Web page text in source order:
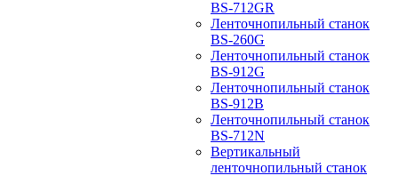
BS-712GR
Ленточнопильный станок
BS-260G
Ленточнопильный станок
BS-912G
Ленточнопильный станок
BS-912В
Ленточнопильный станок
BS-712N
Вертикальный
ленточнопильный станок